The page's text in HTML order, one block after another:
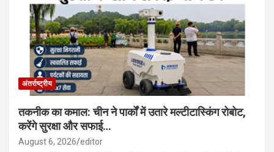
अंतर्राष्ट्रीय
तकनीक का कमाल: चीन ने पार्कों में उतारे मल्टीटास्किंग रोबोट,
करेंगे सुरक्षा और सफाई…
August 6, 2026 editor